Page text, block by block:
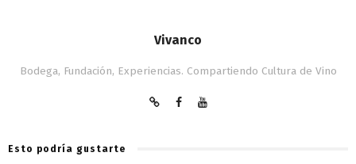
Vivanco
Bodega, Fundación, Experiencias. Compartiendo Cultura de Vino
Esto podría gustarte